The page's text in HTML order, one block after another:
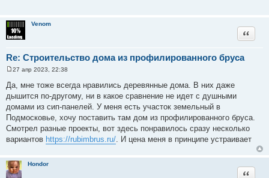
Venom
Re: Строительство дома из профилированного бруса
Цитата
о
б
е
н
е
27 апр 2023, 22:38
Да, мне тоже всегда нравились деревянные дома. В них даже
дышится по-другому, ни в какое сравнение не идет с душными
домами из сип-панелей. У меня есть участок земельный в
Подмосковье, хочу поставить там дом из профилированного бруса.
Смотрел разные проекты, вот здесь понравилось сразу несколько
вариантов https://rubimbrus.ru/ . И цена меня в принципе устраивает
Hondor
Цитата